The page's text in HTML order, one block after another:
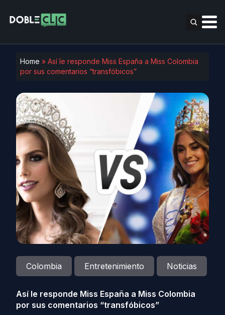
Home » Así le responde Miss España a Miss Colombia
por sus comentarios “transfóbicos”
Colombia Entretenimiento Noticias
Así le responde Miss España a Miss Colombia
por sus comentarios “transfóbicos”